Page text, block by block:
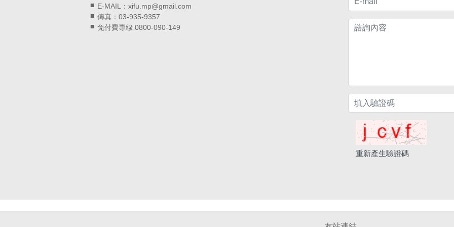
E-MAIL：xifu.mp@gmail.com
傳真：03-935-9357
免付費專線 0800-090-149
重新產生驗證碼